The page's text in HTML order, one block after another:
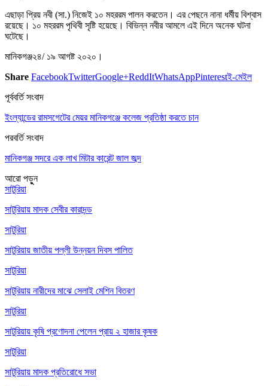
এছাড়া প্রিয় নবী (সা.) নিজেই ১০ মহররম পালন করতেন। এর পেছনে নানা ধর্মীয় বিশ্বাস
রয়েছে। ১০ মহররম পৃথিবী সৃষ্টি হয়েছে। বিভিন্ন নবীর আমলে এই দিনে অনেক ঘটনা
ঘটেছে।
মানিকগঞ্জ২৪/ ১৯ আগষ্ট ২০২০।
Share FacebookTwitterGoogle+ReddItWhatsAppPinterestই-মেইল
পূর্ববর্তি সংবাদ
ইংল্যান্ডের রামসগেটের মেয়র মানিকগঞ্জে কলেজ প্রতিষ্ঠা করতে চান
পরবর্তি সংবাদ
মানিকগঞ্জ সদরে এক লাখ মিটার কারেন্ট জাল জব্দ
আরো পড়ুুন
সাটুরিয়া
সাটুরিয়ায় মাদক সেবীর কারাদন্ড
সাটুরিয়া
সাটুরিয়ায় জাতীয় পল্লী উন্নয়ন দিবস পালিত
সাটুরিয়া
সাটুরিয়ায় নারীদের মাঝে সেলাই মেশিন বিতরণ
সাটুরিয়া
সাটুরিয়ায় কৃষি প্রণোদনা পেলেন প্রায় ২ হাজার কৃষক
সাটুরিয়া
সাটুরিয়ায় মাদক প্রতিরোধে সভা